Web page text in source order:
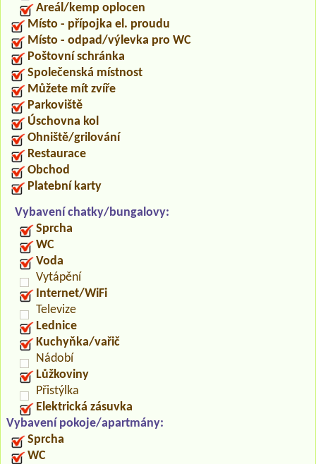
Areál/kemp oplocen
Místo - přípojka el. proudu
Místo - odpad/výlevka pro WC
Poštovní schránka
Společenská místnost
Můžete mít zvíře
Parkoviště
Úschovna kol
Ohniště/grilování
Restaurace
Obchod
Platební karty
Vybavení chatky/bungalovy:
Sprcha
WC
Voda
Vytápění
Internet/WiFi
Televize
Lednice
Kuchyňka/vařič
Nádobí
Lůžkoviny
Přistýlka
Elektrická zásuvka
Vybavení pokoje/apartmány:
Sprcha
WC